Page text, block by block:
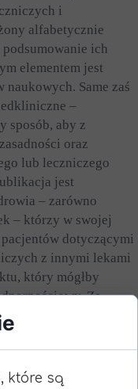
i
alfabetycznie
ich
elementem jest
naukowych. Same zaś
–
sposób, aby z
oraz
lub leczniczego
jest
– zarówno
– którzy w swojej
dotyczącymi
z innymi lekami
który mógłby
Ze
może być
i
które są